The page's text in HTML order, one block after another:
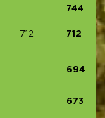
744
712 712
694
673